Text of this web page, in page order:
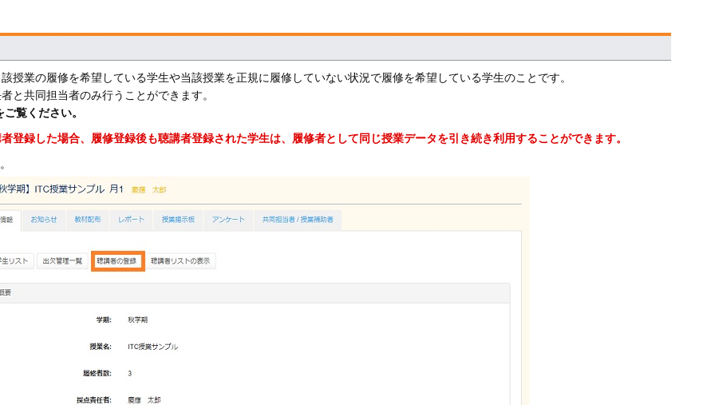
授業の履修を希望している学生や当該授業を正規に履修していない状況で履修を希望している学生のことです。
と共同担当者のみ行うことができます。
ご覧ください。
登録した場合、履修登録後も聴講者登録された学生は、履修者として同じ授業データを引き続き利用することができます。